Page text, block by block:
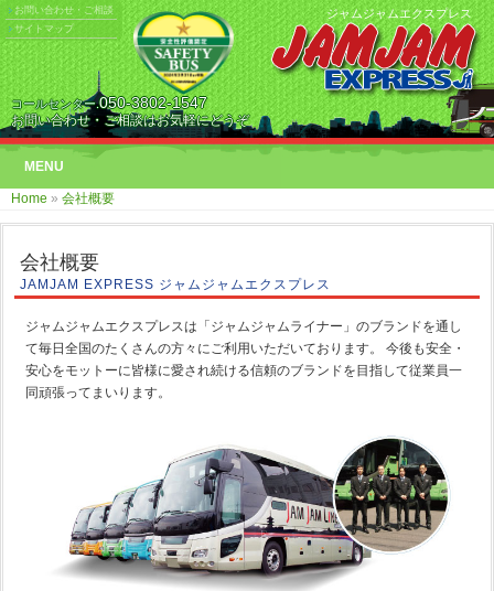
ジャムジャムエクスプレス
コールセンター.050-3802-1547
お問い合わせ・ご相談はお気軽にどうぞ
お問い合わせ・ご相談
サイトマップ
MENU
Home » 会社概要
会社概要
JAMJAM EXPRESS ジャムジャムエクスプレス
ジャムジャムエクスプレスは「ジャムジャムライナー」のブランドを通し
て毎日全国のたくさんの方々にご利用いただいております。 今後も安全・
安心をモットーに皆様に愛され続ける信頼のブランドを目指して従業員一
同頑張ってまいります。